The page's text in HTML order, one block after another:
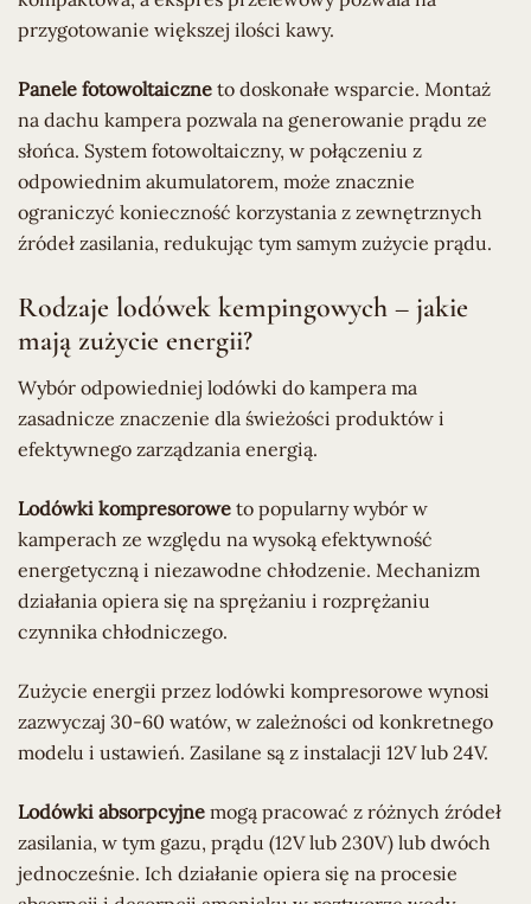
przygotowanie większej ilości kawy.
Panele fotowoltaiczne to doskonałe wsparcie. Montaż
na dachu kampera pozwala na generowanie prądu ze
słońca. System fotowoltaiczny, w połączeniu z
odpowiednim akumulatorem, może znacznie
ograniczyć konieczność korzystania z zewnętrznych
źródeł zasilania, redukując tym samym zużycie prądu.
Rodzaje lodówek kempingowych – jakie
mają zużycie energii?
Wybór odpowiedniej lodówki do kampera ma
zasadnicze znaczenie dla świeżości produktów i
efektywnego zarządzania energią.
Lodówki kompresorowe to popularny wybór w
kamperach ze względu na wysoką efektywność
energetyczną i niezawodne chłodzenie. Mechanizm
działania opiera się na sprężaniu i rozprężaniu
czynnika chłodniczego.
Zużycie energii przez lodówki kompresorowe wynosi
zazwyczaj 30-60 watów, w zależności od konkretnego
modelu i ustawień. Zasilane są z instalacji 12V lub 24V.
Lodówki absorpcyjne mogą pracować z różnych źródeł
zasilania, w tym gazu, prądu (12V lub 230V) lub dwóch
jednocześnie. Ich działanie opiera się na procesie